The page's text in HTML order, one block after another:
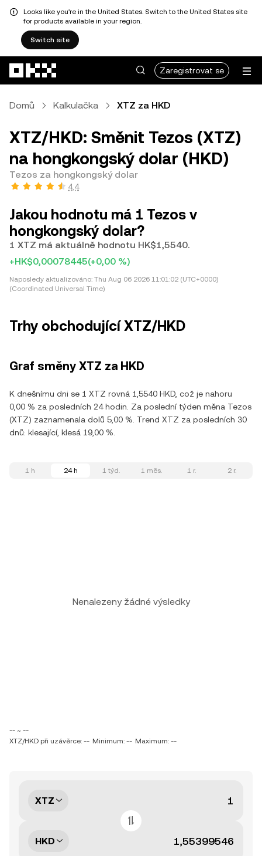
Looks like you're in the United States. Switch to the United States site
for products available in your region.
Switch site
Zaregistrovat se
Domů Kalkulačka XTZ za HKD
XTZ/HKD: Směnit Tezos (XTZ)
na hongkongský dolar (HKD)
Tezos za hongkongský dolar
4,4
Jakou hodnotu má 1 Tezos v
hongkongský dolar?
1 XTZ má aktuálně hodnotu HK$1,5540.
+HK$0,00078445(+0,00 %)
Naposledy aktualizováno: Thu Aug 06 2026 11:01:02 (UTC+0000)
(Coordinated Universal Time)
Trhy obchodující XTZ/HKD
Graf směny XTZ za HKD
K dnešnímu dni se 1 XTZ rovná 1,5540 HKD, což je nahoru
0,00 % za posledních 24 hodin. Za poslední týden měna Tezos
(XTZ) zaznamenala dolů 5,00 %. Trend XTZ za posledních 30
dnů: klesající, klesá 19,00 %.
1 h 24 h 1 týd. 1 měs. 1 r. 2 r.
Nenalezeny žádné výsledky
-- ~ --
XTZ/HKD při uzávěrce: -- Minimum: -- Maximum: --
XTZ
HKD